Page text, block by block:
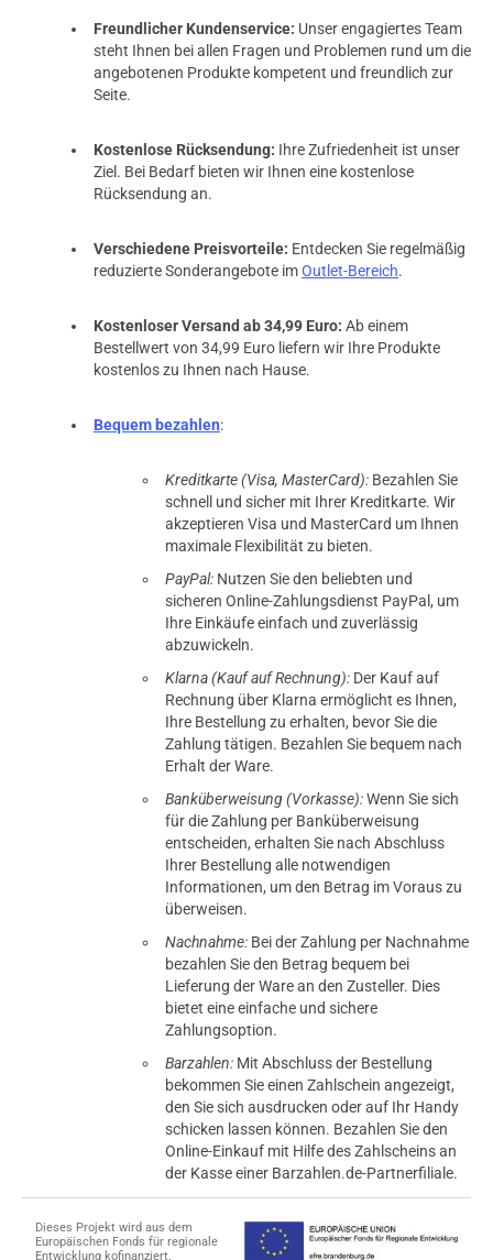
Freundlicher Kundenservice: Unser engagiertes Team
steht Ihnen bei allen Fragen und Problemen rund um die
angebotenen Produkte kompetent und freundlich zur
Seite.
Kostenlose Rücksendung: Ihre Zufriedenheit ist unser
Ziel. Bei Bedarf bieten wir Ihnen eine kostenlose
Rücksendung an.
Verschiedene Preisvorteile: Entdecken Sie regelmäßig
reduzierte Sonderangebote imOutlet-Bereich.
Kostenloser Versand ab 34,99 Euro: Ab einem
Bestellwert von 34,99 Euro liefern wir Ihre Produkte
kostenlos zu Ihnen nach Hause.
Bequem bezahlen:
Kreditkarte (Visa, MasterCard): Bezahlen Sie
schnell und sicher mit Ihrer Kreditkarte. Wir
akzeptieren Visa und MasterCard um Ihnen
maximale Flexibilität zu bieten.
PayPal: Nutzen Sie den beliebten und
sicheren Online-Zahlungsdienst PayPal, um
Ihre Einkäufe einfach und zuverlässig
abzuwickeln.
Klarna (Kauf auf Rechnung): Der Kauf auf
Rechnung über Klarna ermöglicht es Ihnen,
Ihre Bestellung zu erhalten, bevor Sie die
Zahlung tätigen. Bezahlen Sie bequem nach
Erhalt der Ware.
Banküberweisung (Vorkasse):Wenn Sie sich
für die Zahlung per Banküberweisung
entscheiden, erhalten Sie nach Abschluss
Ihrer Bestellung alle notwendigen
Informationen, um den Betrag im Voraus zu
überweisen.
Nachnahme: Bei der Zahlung per Nachnahme
bezahlen Sie den Betrag bequem bei
Lieferung der Ware an den Zusteller. Dies
bietet eine einfache und sichere
Zahlungsoption.
Barzahlen: Mit Abschluss der Bestellung
bekommen Sie einen Zahlschein angezeigt,
den Sie sich ausdrucken oder auf Ihr Handy
schicken lassen können. Bezahlen Sie den
Online-Einkauf mit Hilfe des Zahlscheins an
der Kasse einer Barzahlen.de-Partnerfiliale.
Dieses Projekt wird aus dem
Europäischen Fonds für regionale
Entwicklung kofinanziert.